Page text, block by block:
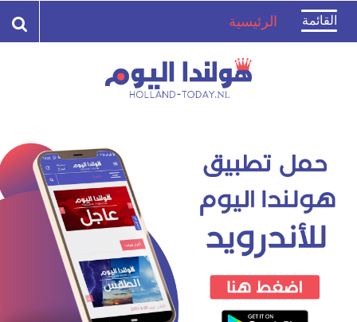
Toggle
navigation
القائمة الرئيسية